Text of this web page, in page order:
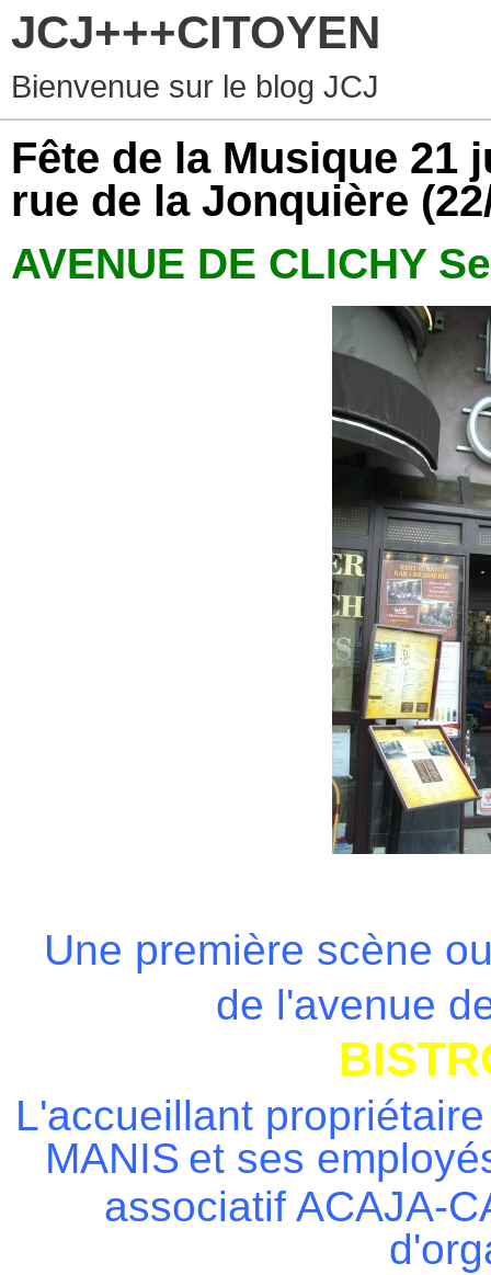
JCJ+++CITOYEN
Bienvenue sur le blog JCJ
Fête de la Musique 21
rue de la Jonquière
AVENUE DE CLICHY
Une première scène
de l'avenue
L'accueillant
MANIS et ses
associatif ACAJA-